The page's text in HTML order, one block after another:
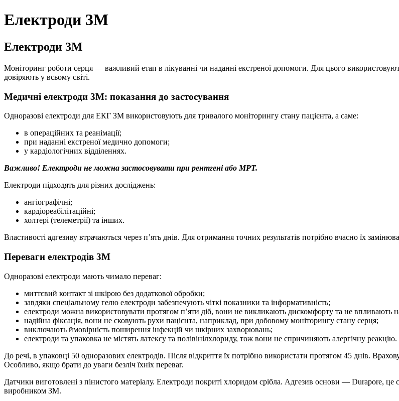
Електроди 3М
Електроди 3М
Моніторинг роботи серця — важливий етап в лікуванні чи наданні екстреної допомоги. Для цього
довіряють у всьому світі.
Медичні електроди 3М: показання до застосування
Одноразові електроди для ЕКГ ЗМ використовують для тривалого моніторингу стану пацієнта, а саме:
в операційних та реанімації;
при наданні екстреної медично допомоги;
у кардіологічних відділеннях.
Важливо! Електроди не можна застосовувати при рентгені або МРТ.
Електроди підходять для різних досліджень:
ангіографічні;
кардіореабілітаційні;
холтері (телеметрії) та інших.
Властивості адгезиву втрачаються через п’ять днів. Для отримання точних результатів потрібно вчасно їх
Переваги електродів 3М
Одноразові електроди мають чимало переваг:
миттєвий контакт зі шкірою без додаткової обробки;
завдяки спеціальному гелю електроди забезпечують чіткі показники та інформативність;
електроди можна використовувати протягом п’яти діб, вони не викликають дискомфорту та не впливають
надійна фіксація, вони не сковують рухи пацієнта, наприклад, при добовому моніторингу стану серця;
виключають ймовірність поширення інфекцій чи шкірних захворювань;
електроди та упаковка не містять латексу та полівінілхлориду, тож вони не спричиняють алергічну реакцію.
До речі, в упаковці 50 одноразових електродів. Після відкриття їх потрібно використати протягом 45 днів.
Особливо, якщо брати до уваги безліч їхніх переваг.
Датчики виготовлені з пінистого матеріалу. Електроди покриті хлоридом срібла. Адгезив основи — Durapore, це
виробником ЗМ.